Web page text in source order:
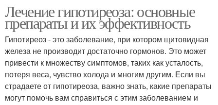
Лечение гипотиреоза: основные
препараты и их эффективность
Гипотиреоз - это заболевание, при котором щитовидная
железа не производит достаточно гормонов. Это может
привести к множеству симптомов, таких как усталость,
потеря веса, чувство холода и многим другим. Если вы
страдаете от гипотиреоза, важно знать, какие препараты
могут помочь вам справиться с этим заболеванием и